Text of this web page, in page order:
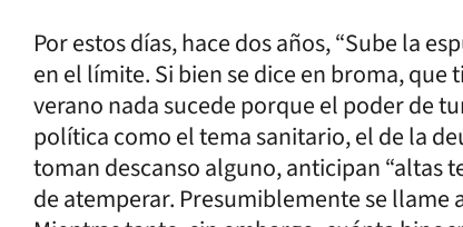
Por estos días, hace dos años, “Sube la
en el límite. Si bien se dice en broma,
verano nada sucede porque el poder de
política como el tema sanitario, el de la
toman descanso alguno, anticipan “altas
de atemperar. Presumiblemente se